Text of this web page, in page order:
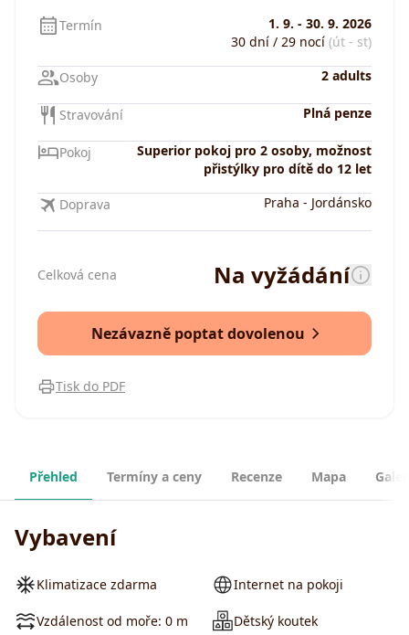
Termín 1. 9. - 30. 9. 2026
30 dní / 29 nocí (út - st)
Osoby 2 adults
Stravování Plná penze
Pokoj
Superior pokoj pro 2 osoby, možnost
přistýlky pro dítě do 12 let
Doprava Praha - Jordánsko
Celková cena Na vyžádání
Nezávazně poptat dovolenou
Tisk do PDF
Přehled Termíny a ceny Recenze Mapa
Vybavení
Klimatizace zdarma
Vzdálenost od moře: 0 m
Internet na pokoji
Dětský koutek